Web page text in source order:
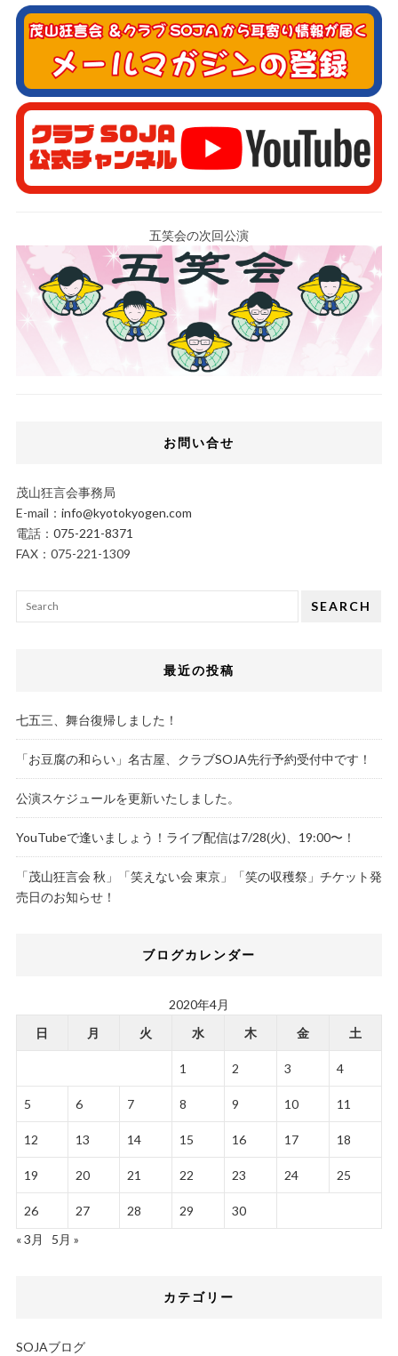
五笑会の次回公演
お問い合せ
茂山狂言会事務局
E-mail： info@kyotokyogen.com
電話： 075-221-8371
FAX：075-221-1309
SEARCH
最近の投稿
七五三、舞台復帰しました！
「お豆腐の和らい」名古屋、クラブSOJA先行予約受付中です！
公演スケジュールを更新いたしました。
YouTubeで逢いましょう！ライブ配信は7/28(火)、19:00〜！
「茂山狂言会 秋」「笑えない会 東京」「笑の収穫祭」チケット発
売日のお知らせ！
ブログカレンダー
2020年4月
日
月 火 水 木 金 土
1 2 3 4
5 6 7 8 9 10 11
12 13 14 15 16 17 18
19 20 21 22 23 24 25
26 27 28 29
30
« 3月
5月 »
カテゴリー
SOJAブログ